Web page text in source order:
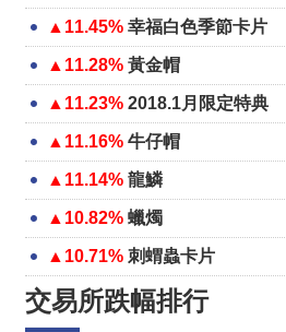
▲11.45% 幸福白色季節卡片
▲11.28% 黃金帽
▲11.23% 2018.1月限定特典
▲11.16% 牛仔帽
▲11.14% 龍鱗
▲10.82% 蠟燭
▲10.71% 刺蝟蟲卡片
交易所跌幅排行